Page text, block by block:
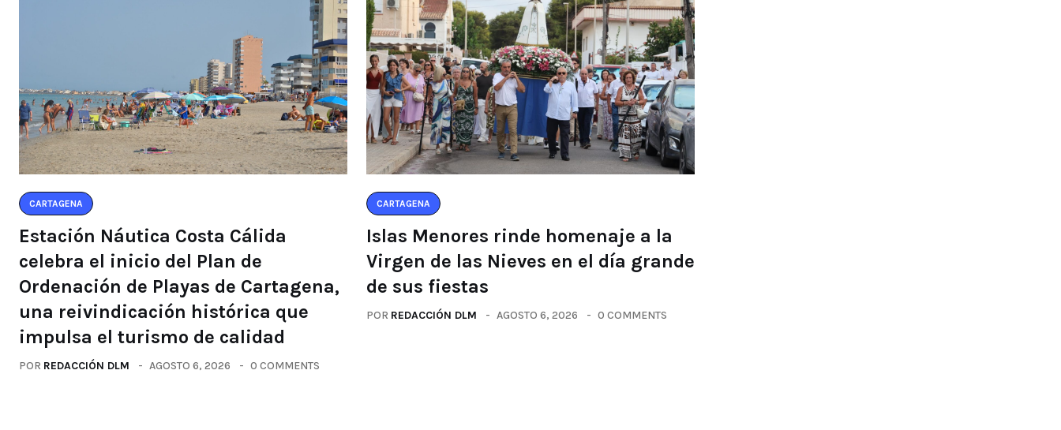
CARTAGENA
Estación Náutica Costa Cálida
celebra el inicio del Plan de
Ordenación de Playas de Cartagena,
una reivindicación histórica que
impulsa el turismo de calidad
POR REDACCIÓN DLM AGOSTO 6, 2026 0 COMMENTS
CARTAGENA
Islas Menores rinde homenaje a la
Virgen de las Nieves en el día grande
de sus fiestas
POR REDACCIÓN DLM AGOSTO 6, 2026 0 COMMENTS